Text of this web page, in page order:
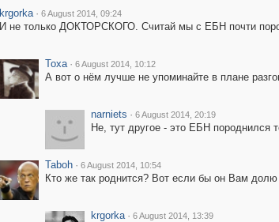
krgorka · 6 August 2014, 09:24
И не только ДОКТОРСКОГО. Считай мы с ЕБН почти
Toxa · 6 August 2014, 10:12
А вот о нём лучше не упоминайте в плане
narniets · 6 August 2014, 20:19
Не, тут другое - это ЕБН породнился
Taboh · 6 August 2014, 10:54
Кто же так роднится? Вот если бы он Вам
krgorka · 6 August 2014, 13:39